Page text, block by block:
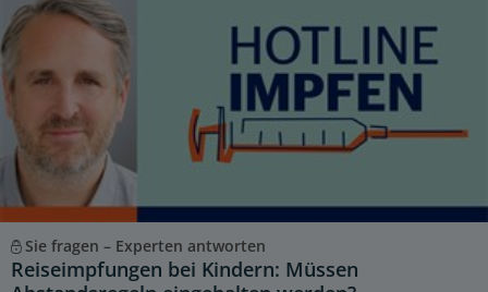
Sie fragen – Experten antworten
Reiseimpfungen bei Kindern: Müssen